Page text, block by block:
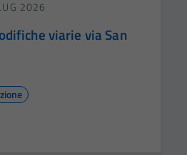
2026
viarie via San